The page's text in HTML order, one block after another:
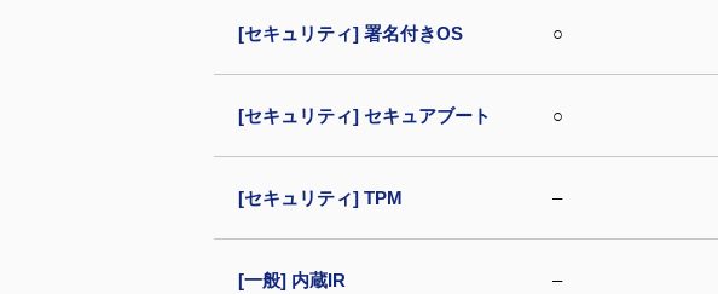
[セキュリティ] 署名付きOS ○
[セキュリティ] セキュアブート ○
[セキュリティ] TPM –
[一般] 内蔵IR –